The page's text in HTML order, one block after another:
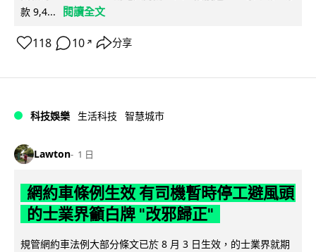
款 9,4...
閱讀全文
118 10 ↗ 分享
科技娛樂 生活科技 智慧城市
Lawton 1 日
網約車條例生效 有司機暫時停工避風頭
的士業界籲白牌 "改邪歸正"
規管網約車法例大部分條文已於 8 月 3 日生效，的士業界就期